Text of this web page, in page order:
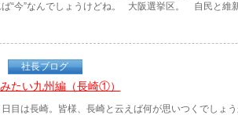
“今”なんでしょうけどね。 大阪選挙区。 自民と維
社長ブログ
たい九州編（長崎①）
目は長崎。皆様、長崎と云えば何が思いつくでしょ